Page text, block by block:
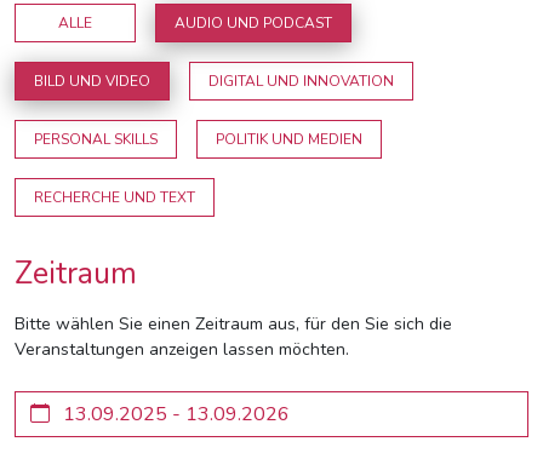
ALLE AUDIO UND PODCAST
BILD UND VIDEO DIGITAL UND INNOVATION
PERSONAL SKILLS POLITIK UND MEDIEN
RECHERCHE UND TEXT
Zeitraum
Bitte wählen Sie einen Zeitraum aus, für den Sie sich die
Veranstaltungen anzeigen lassen möchten.